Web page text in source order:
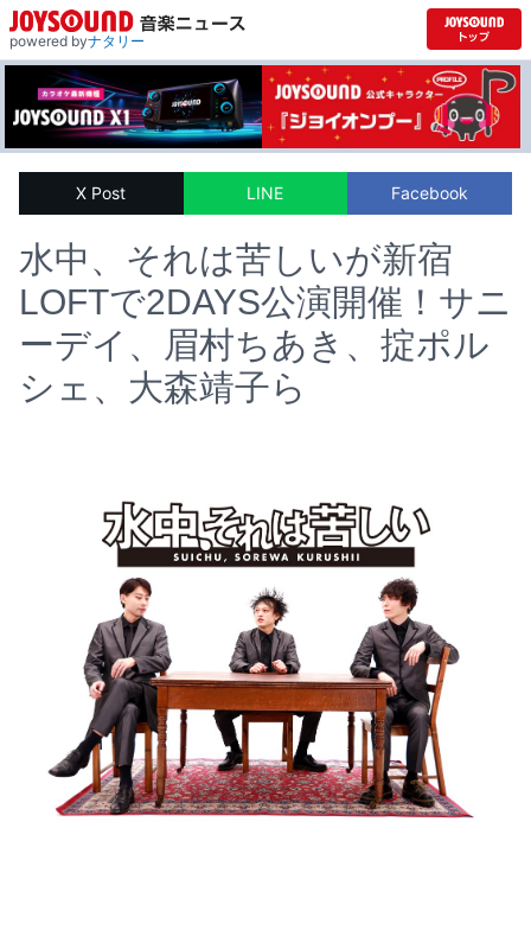
powered byナタリー
X Post LINE Facebook
水中、それは苦しいが新宿
LOFTで2DAYS公演開催！サニ
ーデイ、眉村ちあき、掟ポル
シェ、大森靖子ら